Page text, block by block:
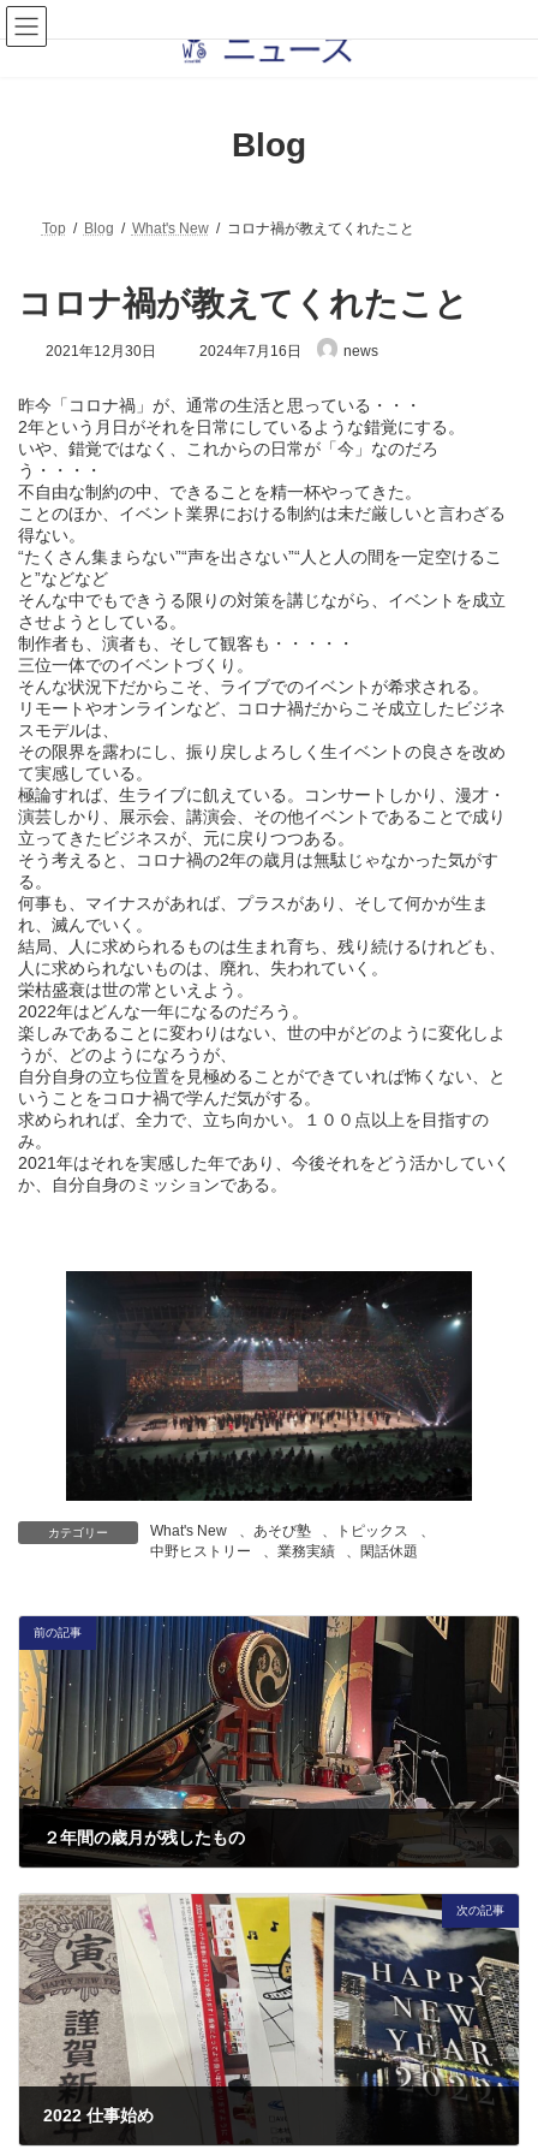
コ
ン
テ
ナ
ビ
ゲ
Blog
Top Blog What's New コロナ禍が教えてくれたこと
コロナ禍が教えてくれたこと
2021年12月30日
最
新
日
時
2024年7月16日 news
昨今「コロナ禍」が、通常の生活と思っている・・・
2年という月日がそれを日常にしているような錯覚にする。
いや、錯覚ではなく、これからの日常が「今」なのだろ
う・・・・
不自由な制約の中、できることを精一杯やってきた。
ことのほか、イベント業界における制約は未だ厳しいと言わざる
得ない。
“たくさん集まらない”“声を出さない”“人と人の間を一定空けるこ
と”などなど
そんな中でもできうる限りの対策を講じながら、イベントを成立
させようとしている。
制作者も、演者も、そして観客も・・・・・
三位一体でのイベントづくり。
そんな状況下だからこそ、ライブでのイベントが希求される。
リモートやオンラインなど、コロナ禍だからこそ成立したビジネ
スモデルは、
その限界を露わにし、振り戻しよろしく生イベントの良さを改め
て実感している。
極論すれば、生ライブに飢えている。コンサートしかり、漫才・
演芸しかり、展示会、講演会、その他イベントであることで成り
立ってきたビジネスが、元に戻りつつある。
そう考えると、コロナ禍の2年の歳月は無駄じゃなかった気がす
る。
何事も、マイナスがあれば、プラスがあり、そして何かが生ま
れ、滅んでいく。
結局、人に求められるものは生まれ育ち、残り続けるけれども、
人に求められないものは、廃れ、失われていく。
栄枯盛衰は世の常といえよう。
2022年はどんな一年になるのだろう。
楽しみであることに変わりはない、世の中がどのように変化しよ
うが、どのようになろうが、
自分自身の立ち位置を見極めることができていれば怖くない、と
いうことをコロナ禍で学んだ気がする。
求められれば、全力で、立ち向かい。１００点以上を目指すの
み。
2021年はそれを実感した年であり、今後それをどう活かしていく
か、自分自身のミッションである。
カテゴリー What's New あそび塾 トピックス
中野ヒストリー
業務実績 、閑話休題
前の記事
２年間の歳月が残したもの
次の記事
2022 仕事始め